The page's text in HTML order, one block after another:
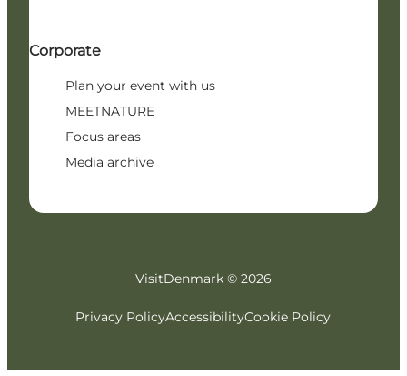
Corporate
Plan your event with us
MEETNATURE
Focus areas
Media archive
VisitDenmark © 2026
Privacy PolicyAccessibilityCookie Policy